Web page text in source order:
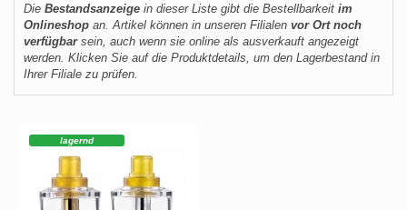
Die Bestandsanzeige in dieser Liste gibt die Bestellbarkeit im
Onlineshop an. Artikel können in unseren Filialen vor Ort noch
verfügbarsein, auch wenn sie online als ausverkauft angezeigt
werden. Klicken Sie auf die Produktdetails, um den Lagerbestand in
Ihrer Filiale zu prüfen.
lagernd